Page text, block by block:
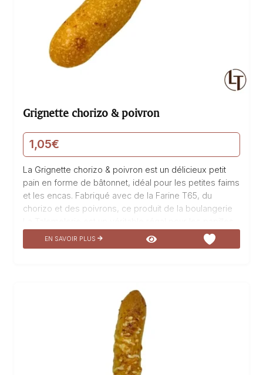
Grignette chorizo & poivron
1,05€
La Grignette chorizo & poivron est un délicieux petit
pain en forme de bâtonnet, idéal pour les petites faims
et les encas. Fabriqué avec de la Farine T65, du
chorizo et des poivrons, ce produit de la boulangerie
Sa forme allongée et sa texture croustillante en font un
en-cas parfait à emporter partout avec soi. Le mariage
vous transporter par son goût unique et irrésistible.
EN SAVOIR PLUS